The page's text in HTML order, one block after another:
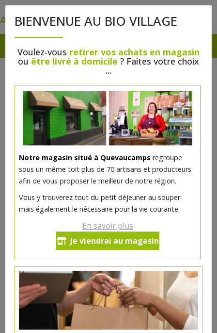
BIENVENUE AU BIO VILLAGE
Voulez-vous retirer vos achats en magasin
ou être livré à domicile ? Faites votre choix
...
Notre magasin situé à Quevaucamps regroupe
sous un même toit plus de 70 artisans et producteurs
afin de vous proposer le meilleur de notre région.
Vous y trouverez tout du petit déjeuner au souper
mais également le nécessaire pour la vie courante.
En savoir plus
Je viendrai au magasin
Yaourt brebis fleur de sureau
125g La Bohette
- 1 pc
1.85
Réception souhaitée le